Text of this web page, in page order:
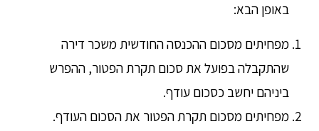
באופן הבא:
מפחיתים מסכום ההכנסה החודשית משכר דירה
שהתקבלה בפועל את סכום תקרת הפטור, ההפרש
ביניהם יחשב כסכום עודף.
מפחיתים מסכום תקרת הפטור את הסכום העודף.